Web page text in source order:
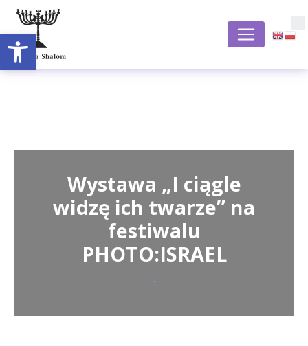
Otwórz pasek narzędzi
Wystawa „I ciągle
widzę ich twarze” na
festiwalu
PHOTO:ISRAEL
-